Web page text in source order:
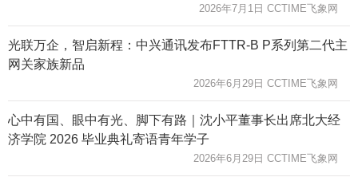
2026年7月1日 CCTIME飞象网
光联万企，智启新程：中兴通讯发布FTTR-B P系列第二代主
网关家族新品
2026年6月29日 CCTIME飞象网
心中有国、眼中有光、脚下有路｜沈小平董事长出席北大经
济学院 2026 毕业典礼寄语青年学子
2026年6月29日 CCTIME飞象网